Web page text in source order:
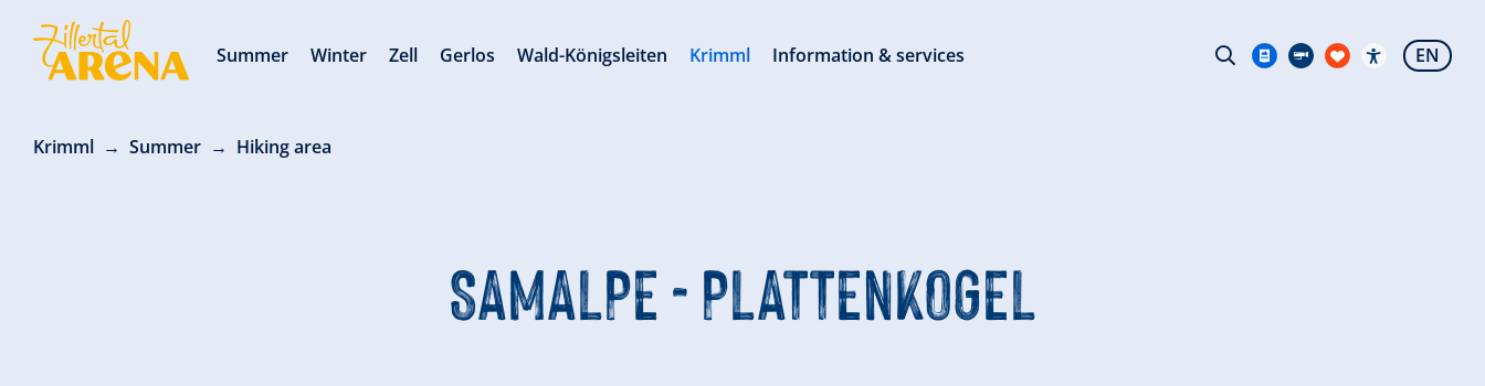
Krimml Summer Hiking area
SAMALPE - PLATTENKOGEL
Summer Winter Zell Gerlos Wald-Königsleiten Krimml Information & services EN